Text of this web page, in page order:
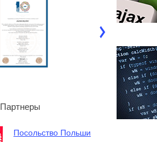
Партнеры
Посольство Польши